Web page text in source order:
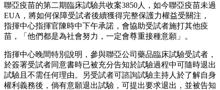
聯亞疫苗的第二期臨床試驗共收案3850人，如今聯亞疫苗未過
EUA，將如何保障受試者後續獲得完整保護力權益受關注，
指揮中心指揮官陳時中下午承諾，會協助受試者施打其他疫
苗，「他們都是為社會努力，一定會尊重接種意願」。
指揮中心晚間特別說明，參與聯亞公司藥品臨床試驗受試者，
於簽署受試者同意書時已被充分告知於試驗過程中可隨時退出
試驗且不需任何理由。另受試者可諮詢試驗主持人於了解自身
權利義務後，倘有意願退出試驗，可提出要求退出，並被告知